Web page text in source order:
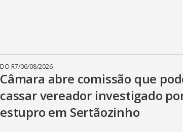
DO R7/06/08/2026
Câmara abre comissão que
cassar vereador investigado
estupro em Sertãozinho